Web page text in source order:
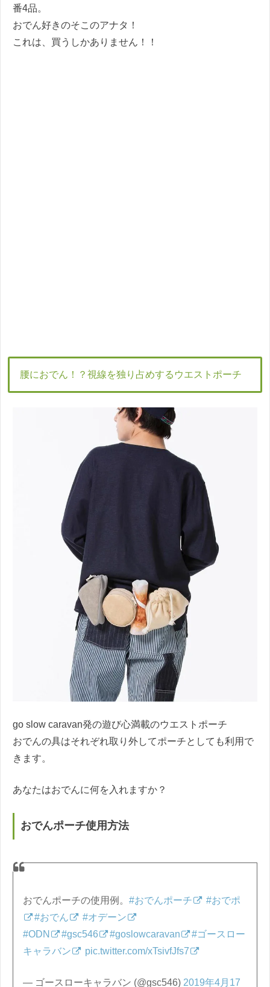
番4品。
おでん好きのそこのアナタ！
これは、買うしかありません！！
腰におでん！？視線を独り占めするウエストポーチ
go slow caravan発の遊び心満載のウエストポーチ
おでんの具はそれぞれ取り外してポーチとしても利用で
きます。
あなたはおでんに何を入れますか？
おでんポーチ使用方法
おでんポーチの使用例。#おでんポーチ
#おでポ
#おでん
#オデーン
#ODN
#gsc546 #goslowcaravan
#ゴースロー
キャラバン
pic.twitter.com/xTsivfJfs7
— ゴースローキャラバン (@gsc546) 2019年4月17